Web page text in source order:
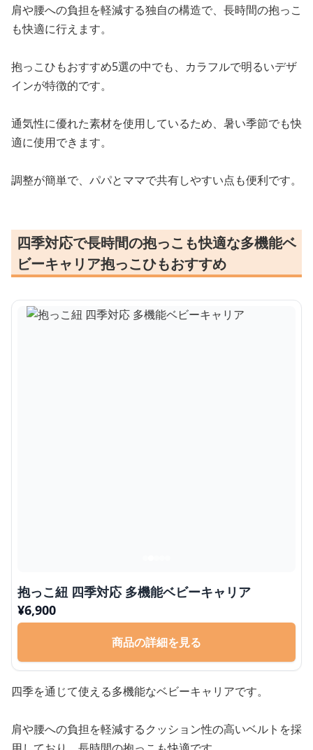
肩や腰への負担を軽減する独自の構造で、長時間の抱っこ
も快適に行えます。
抱っこひもおすすめ5選の中でも、カラフルで明るいデザ
インが特徴的です。
通気性に優れた素材を使用しているため、暑い季節でも快
適に使用できます。
調整が簡単で、パパとママで共有しやすい点も便利です。
四季対応で長時間の抱っこも快適な多機能ベ
ビーキャリア抱っこひもおすすめ
抱っこ紐 四季対応 多機能ベビーキャリア
¥6,900
商品の詳細を見る
四季を通じて使える多機能なベビーキャリアです。
肩や腰への負担を軽減するクッション性の高いベルトを採